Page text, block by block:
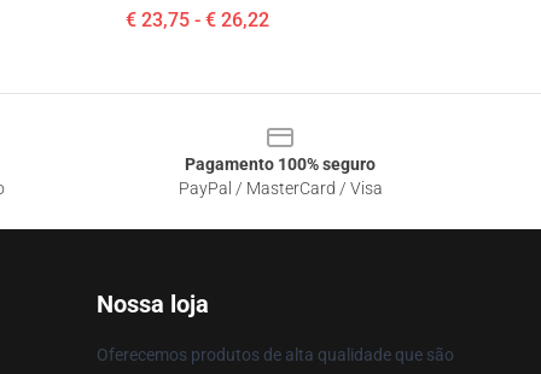
€ 23,75 - € 26,22
Pagamento 100% seguro
PayPal / MasterCard / Visa
Nossa loja
Oferecemos produtos de alta qualidade que são